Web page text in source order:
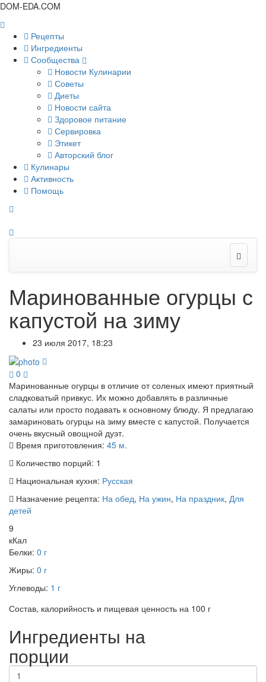
DOM-EDA.COM
Рецепты
Ингредиенты
Сообщества
Новости Кулинарии
Советы
Диеты
Новости сайта
Здоровое питание
Сервировка
Этикет
Авторский блог
Кулинары
Активность
Помощь
Маринованные огурцы с
капустой на зиму
23 июля 2017, 18:23
0
Маринованные огурцы в отличие от соленых имеют приятный
сладковатый привкус. Их можно добавлять в различные
салаты или просто подавать к основному блюду. Я предлагаю
замариновать огурцы на зиму вместе с капустой. Получается
очень вкусный овощной дуэт.
Время приготовления: 45 м.
Количество порций: 1
Национальная кухня: Русская
Назначение рецепта: На обед, На ужин, На праздник, Для
детей
9
кКал
Белки: 0 г
Жиры: 0 г
Углеводы: 1 г
Состав, калорийность и пищевая ценность на 100 г
Ингредиенты на
порции